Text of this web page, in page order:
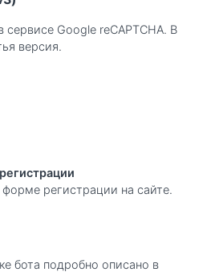
Google reCAPTCHA. В
версия.
регистрации на сайте.
бота подробно описано в